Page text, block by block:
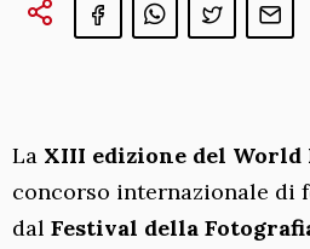
La XIII edizione del World
concorso internazionale di
dal Festival della